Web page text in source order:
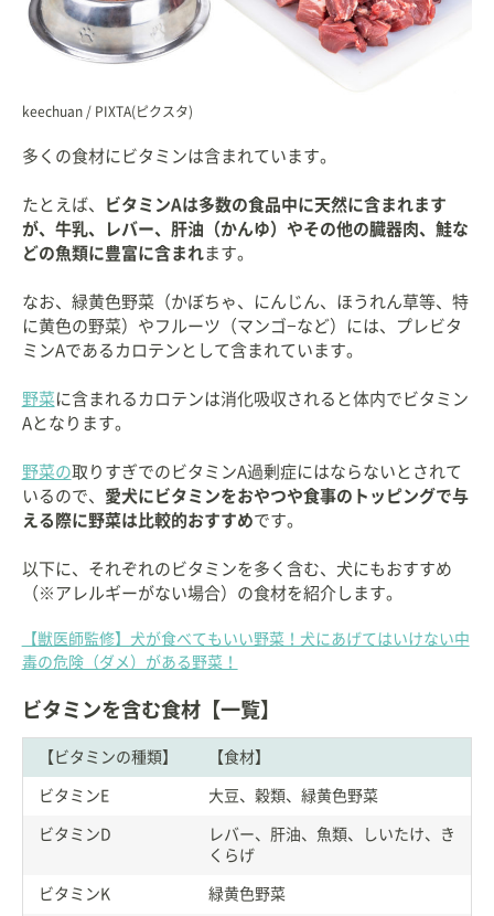
keechuan / PIXTA(ピクスタ)
多くの食材にビタミンは含まれています。
たとえば、
ビタミンAは多数の食品中に天然に含まれます
が、牛乳、レバー、肝油（かんゆ）やその他の臓器肉、鮭な
どの魚類に豊富に含まれます。
なお、緑黄色野菜（かぼちゃ、にんじん、ほうれん草等、特
に黄色の野菜）やフルーツ（マンゴ−など）には、プレビタ
ミンAであるカロテンとして含まれています。
野菜 に含まれるカロテンは消化吸収されると体内でビタミン
Aとなります。
野菜の取りすぎでのビタミンA過剰症にはならないとされて
いるので、 愛犬にビタミンをおやつや食事のトッピングで与
える際に野菜は比較的おすすめです。
以下に、それぞれのビタミンを多く含む、犬にもおすすめ
（※アレルギーがない場合）の食材を紹介します。
【獣医師監修】犬が食べてもいい野菜！犬にあげてはいけない中
毒の危険（ダメ）がある野菜！
ビタミンを含む食材【一覧】
【ビタミンの種類】 【食材】
ビタミンE 大豆、穀類、緑黄色野菜
ビタミンD
レバー、肝油、魚類、しいたけ、き
くらげ
ビタミンK 緑黄色野菜